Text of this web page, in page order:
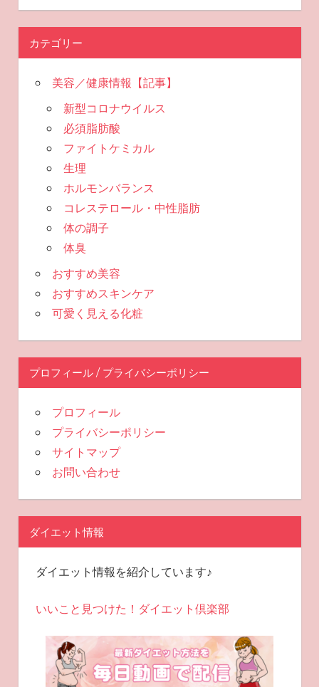
カテゴリー
美容／健康情報【記事】
新型コロナウイルス
必須脂肪酸
ファイトケミカル
生理
ホルモンバランス
コレステロール・中性脂肪
体の調子
体臭
おすすめ美容
おすすめスキンケア
可愛く見える化粧
プロフィール / プライバシーポリシー
プロフィール
プライバシーポリシー
サイトマップ
お問い合わせ
ダイエット情報
ダイエット情報を紹介しています♪
いいこと見つけた！ダイエット倶楽部